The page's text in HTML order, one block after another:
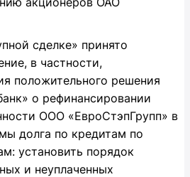
сделке» принято
в частности,
положительного решения
о рефинансировании
ООО «ЕвроСтэпГрупп» в
долга по кредитам по
установить порядок
и неуплаченных